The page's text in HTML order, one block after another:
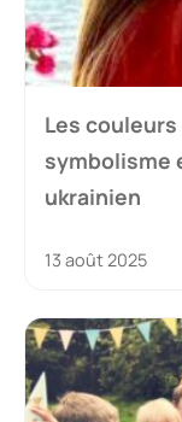
Les couleurs
symbolisme
ukrainien
13 août 2025